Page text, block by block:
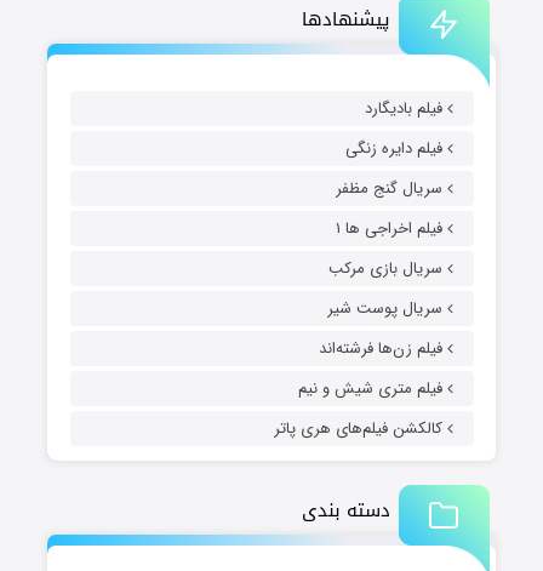
پیشنهادها
فیلم بادیگارد
فیلم دایره زنگی
سریال گنج مظفر
فیلم اخراجی ها ۱
سریال بازی مرکب
سریال پوست شیر
فیلم زن‌ها فرشته‌اند
فیلم متری شیش و نیم
کالکشن فیلم‌های هری پاتر
دسته بندی